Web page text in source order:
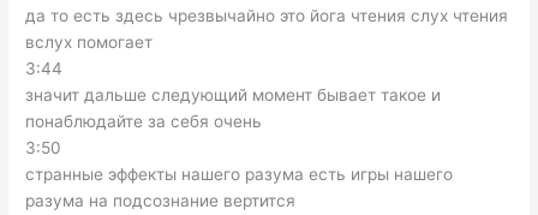
да то есть здесь чрезвычайно это йога чтения слух чтения
вслух помогает
3:44
значит дальше следующий момент бывает такое и
понаблюдайте за себя очень
3:50
странные эффекты нашего разума есть игры нашего
разума на подсознание вертится